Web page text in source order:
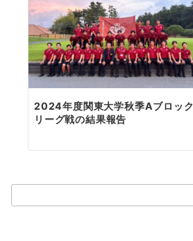
2024年度関東大学秋季Aブロック
リーグ戦の結果報告